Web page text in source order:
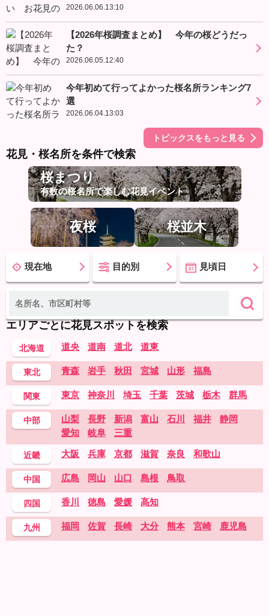
2026.06.06.13:10
【2026年桜調査まとめ】 今年の桜どうだっ
た？
2026.06.05.12:40
今年初めて行ってよかった桜名所ランキング7
選
2026.06.04.13:03
トピックスをもっと見る
花見・桜名所を条件で検索
桜まつり
有数の桜名所で楽しむ花見イベント
夜桜 桜並木
現在地 目的別 見頃日
エリアごとに花見スポットを検索
北海道 道央 道南 道北 道東
東北 青森 岩手 秋田 宮城 山形 福島
関東 東京 神奈川 埼玉 千葉 茨城 栃木 群馬
中部 山梨 長野 新潟 富山 石川 福井
静岡
愛知
岐阜 三重
近畿 大阪 兵庫 京都 滋賀 奈良 和歌山
中国 広島 岡山 山口 島根 鳥取
四国 香川 徳島 愛媛 高知
九州 福岡 佐賀 長崎 大分 熊本 宮崎 鹿児島